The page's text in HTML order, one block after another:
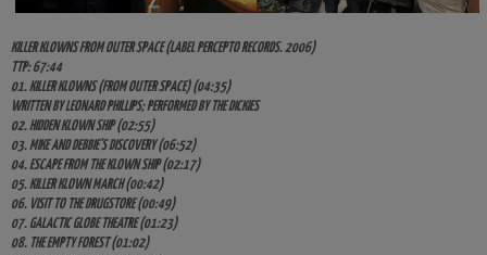
KILLER KLOWNS FROM OUTER SPACE (LABEL PERCEPTO RECORDS. 2006)
TTP: 67:44
01. KILLER KLOWNS (FROM OUTER SPACE) (04:35)
WRITTEN BY LEONARD PHILLIPS; PERFORMED BY THE DICKIES
02. HIDDEN KLOWN SHIP (02:55)
03. MIKE AND DEBBIE'S DISCOVERY (06:52)
04. ESCAPE FROM THE KLOWN SHIP (02:17)
05. KILLER KLOWN MARCH (00:42)
06. VISIT TO THE DRUGSTORE (00:49)
07. GALACTIC GLOBE THEATRE (01:23)
08. THE EMPTY FOREST (01:02)